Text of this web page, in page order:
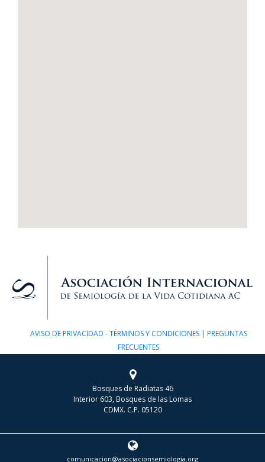
AVISO DE PRIVACIDAD - TÉRMINOS Y CONDICIONES| PREGUNTAS
FRECUENTES
Bosques de Radiatas 46
Interior 603, Bosques de las Lomas
CDMX. C.P. 05120
comunicacion@asociacionsemiologia.org